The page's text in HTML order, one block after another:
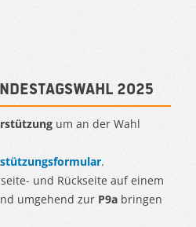
2025
um an der Wahl
.
und Rückseite auf einem
umgehend zur P9a bringen